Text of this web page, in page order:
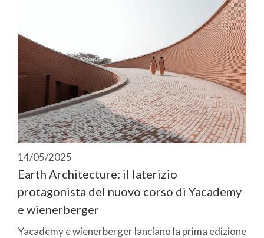
14/05/2025
Earth Architecture: il laterizio
protagonista del nuovo corso di Yacademy
e wienerberger
Yacademy e wienerberger lanciano la prima edizione